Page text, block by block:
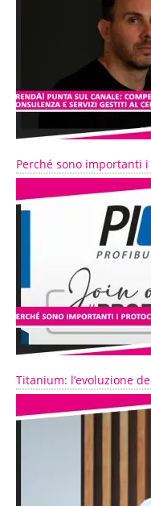
Perché sono importanti
Titanium: l’evoluzione